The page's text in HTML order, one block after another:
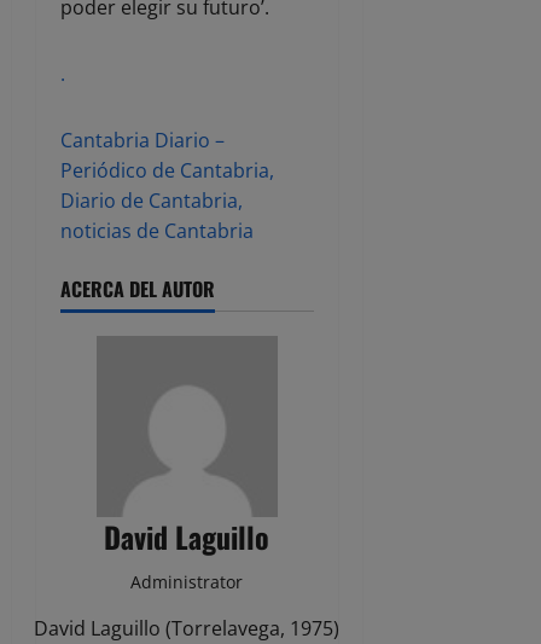
poder elegir su futuro’.
.
Cantabria Diario –
Periódico de Cantabria,
Diario de Cantabria,
noticias de Cantabria
ACERCA DEL AUTOR
David Laguillo
Administrator
David Laguillo (Torrelavega, 1975)